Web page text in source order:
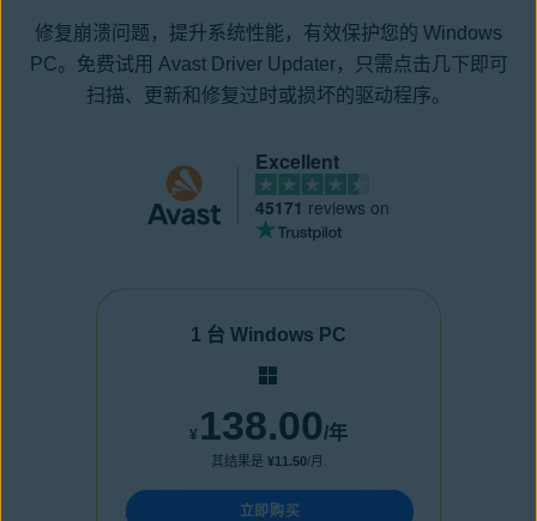
修复崩溃问题，提升系统性能，有效保护您的 Windows
PC。免费试用 Avast Driver Updater，只需点击几下即可
扫描、更新和修复过时或损坏的驱动程序。
Excellent
45171 reviews on
1 台 Windows PC
¥ 138.00/年
其结果是 ¥11.50/月.
立即购买